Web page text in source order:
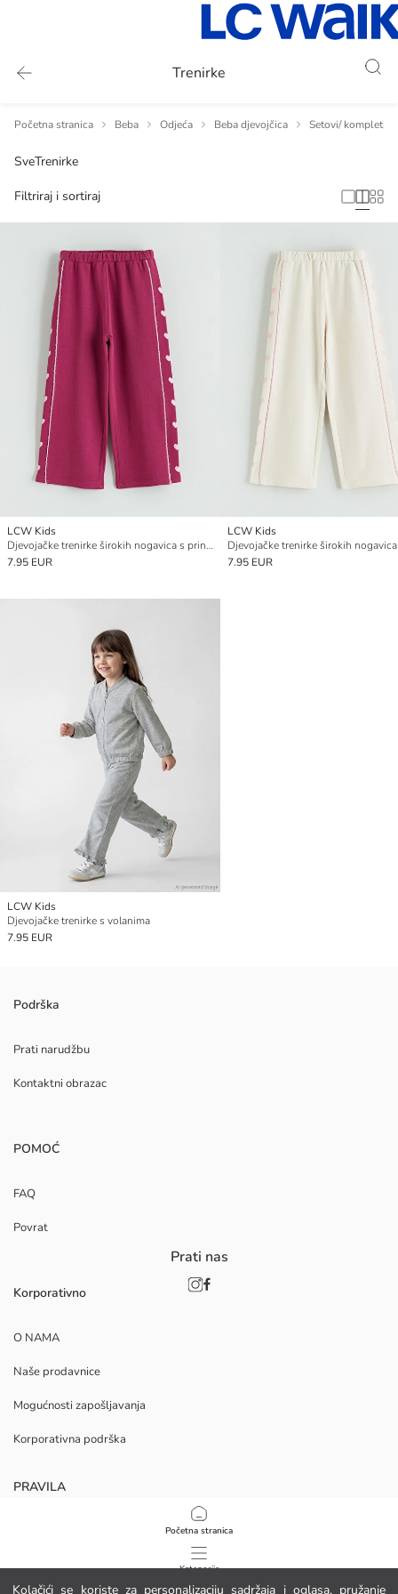
Kolačići se koriste za personalizaciju sadržaja i oglasa, pružanje
Trenirke
Početna stranica
Kategorije
Početna stranica Beba Odjeća Beba djevojčica Setovi/ kompleti -
SveTrenirke
Filtriraj i sortiraj
LCW Kids
Djevojačke trenirke širokih nogavica s printom srca.
7.95 EUR
LCW Kids
7.95 EUR
LCW Kids
Djevojačke trenirke s volanima
7.95 EUR
Podrška
Prati narudžbu
Kontaktni obrazac
POMOĆ
FAQ
Povrat
Korporativno
O NAMA
Naše prodavnice
Mogućnosti zapošljavanja
Korporativna podrška
PRAVILA
Politika privatnosti i sigurnosti podataka
Uvjeti korištenja
Prati nas